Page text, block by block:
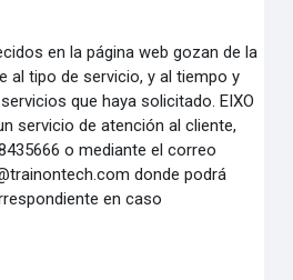
en la página web gozan de la
al tipo de servicio, yal tiempo y
que haya solicitado.EIXO
servicio de atención al cliente,
omediante el correo
donde podrá
en caso